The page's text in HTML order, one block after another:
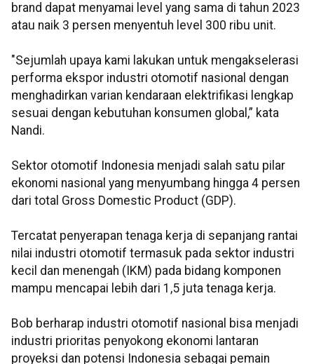
brand dapat menyamai level yang sama di tahun 2023
atau naik 3 persen menyentuh level 300 ribu unit.
"Sejumlah upaya kami lakukan untuk mengakselerasi
performa ekspor industri otomotif nasional dengan
menghadirkan varian kendaraan elektrifikasi lengkap
sesuai dengan kebutuhan konsumen global,” kata
Nandi.
Sektor otomotif Indonesia menjadi salah satu pilar
ekonomi nasional yang menyumbang hingga 4 persen
dari total Gross Domestic Product (GDP).
Tercatat penyerapan tenaga kerja di sepanjang rantai
nilai industri otomotif termasuk pada sektor industri
kecil dan menengah (IKM) pada bidang komponen
mampu mencapai lebih dari 1,5 juta tenaga kerja.
Bob berharap industri otomotif nasional bisa menjadi
industri prioritas penyokong ekonomi lantaran
proyeksi dan potensi Indonesia sebagai pemain